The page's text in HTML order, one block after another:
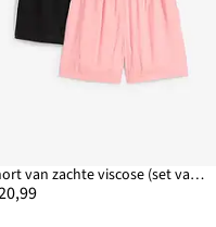
Short van zachte viscose (set van 2)